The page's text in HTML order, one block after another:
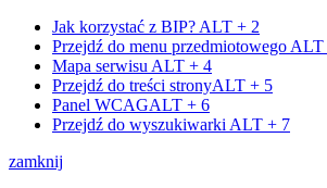
Jak korzystać z BIP? ALT + 2
Przejdź do menu przedmiotowego ALT
Mapa serwisu ALT + 4
Przejdź do treści stronyALT + 5
Panel WCAGALT + 6
Przejdź do wyszukiwarki ALT + 7
zamknij